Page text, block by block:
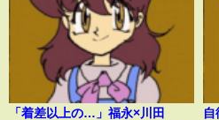
「着差以上の…」福永×川田